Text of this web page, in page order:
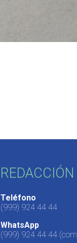
Teléfono
(999) 924 44 44
WhatsApp
(999) 924 44 44